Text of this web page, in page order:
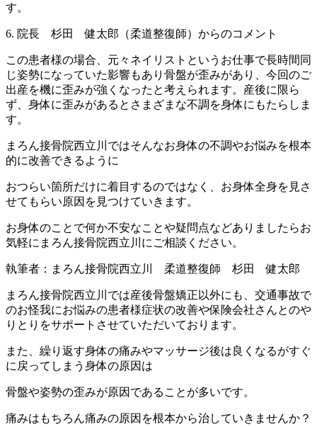
す。
6. 院長 杉田 健太郎（柔道整復師）からのコメント
この患者様の場合、元々ネイリストというお仕事で長時間同
じ姿勢になっていた影響もあり骨盤が歪みがあり、今回のご
出産を機に歪みが強くなったと考えられます。産後に限ら
ず、身体に歪みがあるとさまざまな不調を身体にもたらしま
す。
まろん接骨院西立川ではそんなお身体の不調やお悩みを根本
的に改善できるように
おつらい箇所だけに着目するのではなく、お身体全身を見さ
せてもらい原因を見つけていきます。
お身体のことで何か不安なことや疑問点などありましたらお
気軽にまろん接骨院西立川にご相談ください。
執筆者：まろん接骨院西立川 柔道整復師 杉田 健太郎
まろん接骨院西立川では産後骨盤矯正以外にも、交通事故で
のお怪我にお悩みの患者様症状の改善や保険会社さんとのや
りとりをサポートさせていただいております。
また、繰り返す身体の痛みやマッサージ後は良くなるがすぐ
に戻ってしまう身体の原因は
骨盤や姿勢の歪みが原因であることが多いです。
痛みはもちろん痛みの原因を根本から治していきませんか？